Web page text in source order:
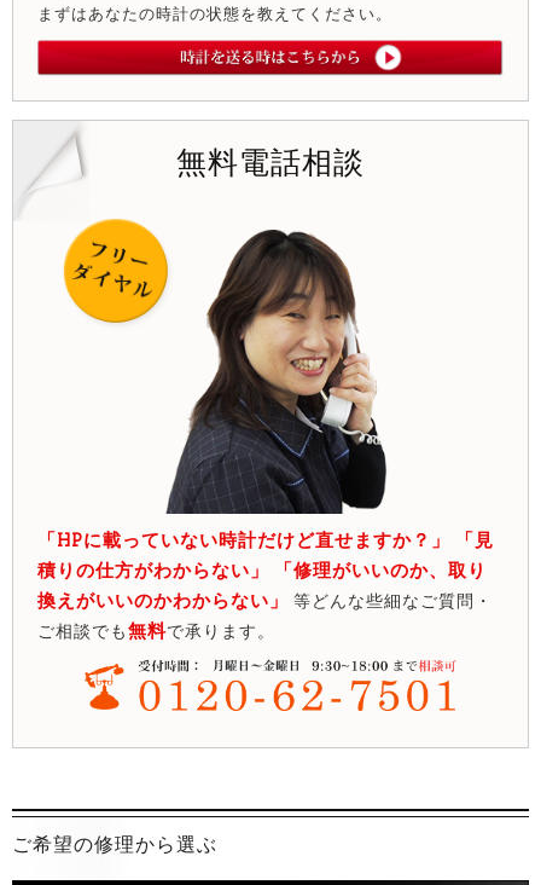
まずはあなたの時計の状態を教えてください。
無料電話相談
「HPに載っていない時計だけど直せますか？」 「見
積りの仕方がわからない」 「修理がいいのか、取り
換えがいいのかわからない」
等どんな些細なご質問・
ご相談でも無料で承ります。
ご希望の修理から選ぶ